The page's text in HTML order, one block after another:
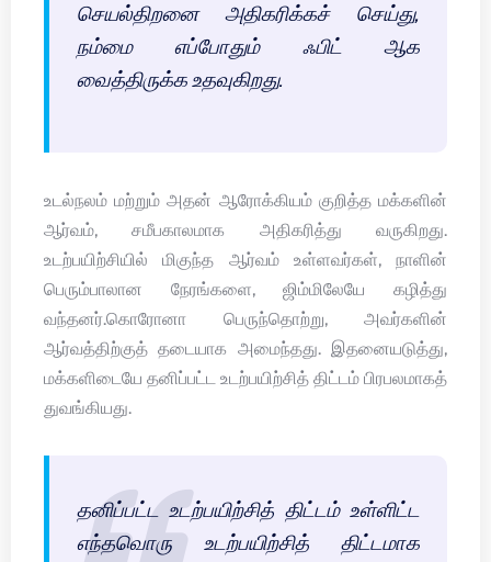
செயல்திறனை அதிகரிக்கச் செய்து,
நம்மை எப்போதும் ஃபிட் ஆக
வைத்திருக்க உதவுகிறது.
உடல்நலம் மற்றும் அதன் ஆரோக்கியம் குறித்த மக்களின்
ஆர்வம், சமீபகாலமாக அதிகரித்து வருகிறது.
உடற்பயிற்சியில் மிகுந்த ஆர்வம் உள்ளவர்கள், நாளின்
பெரும்பாலான நேரங்களை, ஜிம்மிலேயே கழித்து
வந்தனர்.கொரோனா பெருந்தொற்று, அவர்களின்
ஆர்வத்திற்குத் தடையாக அமைந்தது. இதனையடுத்து,
மக்களிடையே தனிப்பட்ட உடற்பயிற்சித் திட்டம் பிரபலமாகத்
துவங்கியது.
தனிப்பட்ட உடற்பயிற்சித் திட்டம் உள்ளிட்ட
எந்தவொரு உடற்பயிற்சித் திட்டமாக